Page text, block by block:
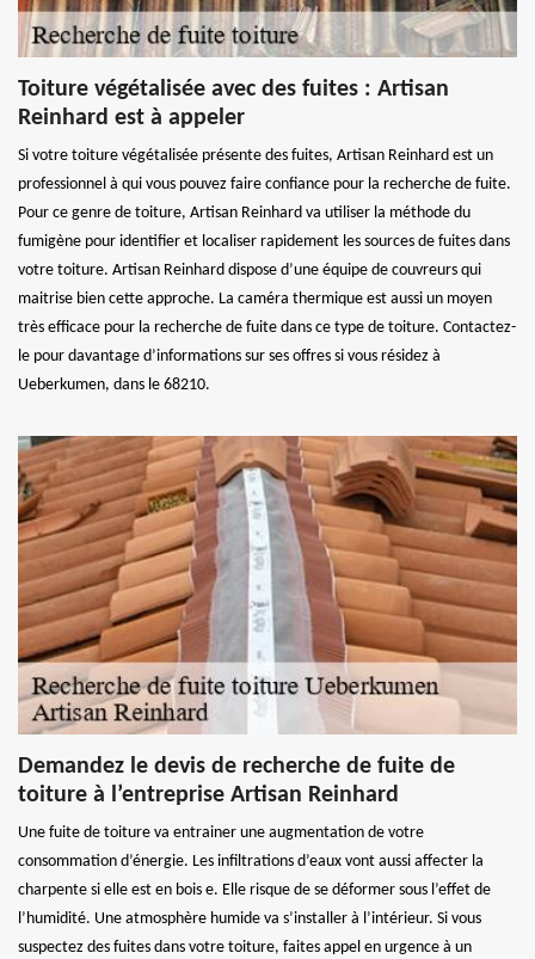
Toiture végétalisée avec des fuites : Artisan
Reinhard est à appeler
Si votre toiture végétalisée présente des fuites, Artisan Reinhard est un
professionnel à qui vous pouvez faire confiance pour la recherche de fuite.
Pour ce genre de toiture, Artisan Reinhard va utiliser la méthode du
fumigène pour identifier et localiser rapidement les sources de fuites dans
votre toiture. Artisan Reinhard dispose d’une équipe de couvreurs qui
maitrise bien cette approche. La caméra thermique est aussi un moyen
très efficace pour la recherche de fuite dans ce type de toiture. Contactez-
le pour davantage d’informations sur ses offres si vous résidez à
Ueberkumen, dans le 68210.
Demandez le devis de recherche de fuite de
toiture à l’entreprise Artisan Reinhard
Une fuite de toiture va entrainer une augmentation de votre
consommation d’énergie. Les infiltrations d’eaux vont aussi affecter la
charpente si elle est en bois e. Elle risque de se déformer sous l’effet de
l’humidité. Une atmosphère humide va s’installer à l’intérieur. Si vous
suspectez des fuites dans votre toiture, faites appel en urgence à un